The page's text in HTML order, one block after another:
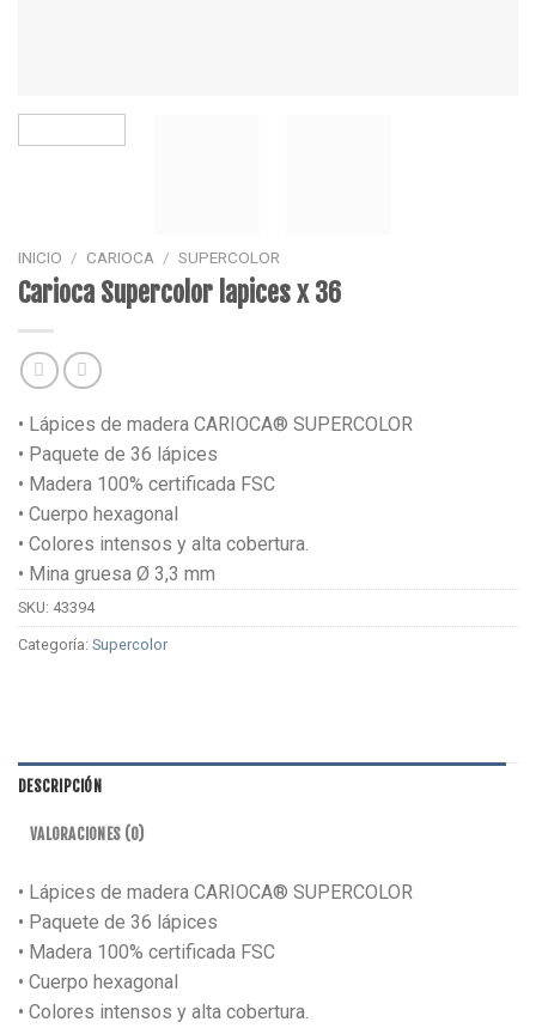
INICIO / CARIOCA / SUPERCOLOR
Carioca Supercolor lapices x 36
• Lápices de madera CARIOCA® SUPERCOLOR
• Paquete de 36 lápices
• Madera 100% certificada FSC
• Cuerpo hexagonal
• Colores intensos y alta cobertura.
• Mina gruesa Ø 3,3 mm
SKU: 43394
Categoría: Supercolor
DESCRIPCIÓN
VALORACIONES (0)
• Lápices de madera CARIOCA® SUPERCOLOR
• Paquete de 36 lápices
• Madera 100% certificada FSC
• Cuerpo hexagonal
• Colores intensos y alta cobertura.